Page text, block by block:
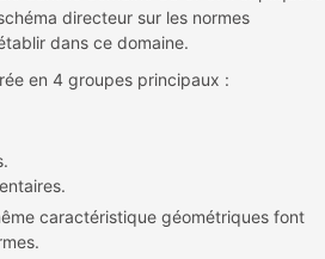
directeur sur les normes
dans ce domaine.
en 4 groupes principaux :
caractéristique géométriques font